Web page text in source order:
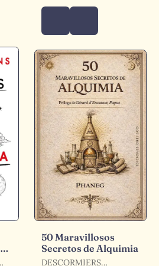
50 Maravillosos
Secretos de Alquimia
DESCORMIERS